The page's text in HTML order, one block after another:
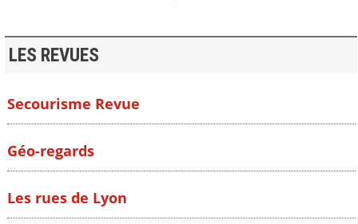
LES REVUES
Secourisme Revue
Géo-regards
Les rues de Lyon